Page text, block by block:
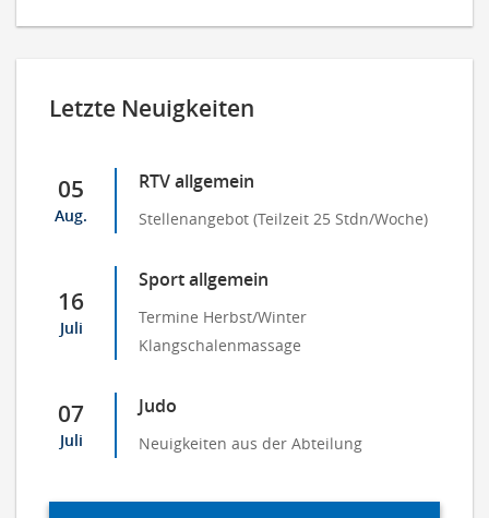
Letzte Neuigkeiten
05
Aug.
RTV allgemein
Stellenangebot (Teilzeit 25 Stdn/Woche)
16
Juli
Sport allgemein
Termine Herbst/Winter
Klangschalenmassage
07
Juli
Judo
Neuigkeiten aus der Abteilung